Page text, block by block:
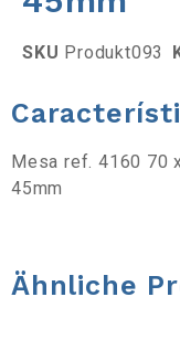
e
s
t
ö
SKU Produkt093
Mesa ref. 4160 70
45mm
Ähnliche